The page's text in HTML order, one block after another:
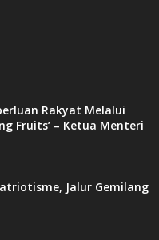
Rakyat Melalui
Fruits’ – Ketua Menteri
Jalur Gemilang